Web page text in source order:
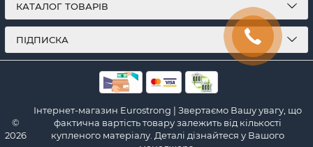
КАТАЛОГ ТОВАРІВ
ПІДПИСКА
©
2026
Інтернет-магазин Eurostrong | Звертаємо Вашу увагу, що
фактична вартість товару залежить від кількості
купленого матеріалу. Деталі дізнайтеся у Вашого